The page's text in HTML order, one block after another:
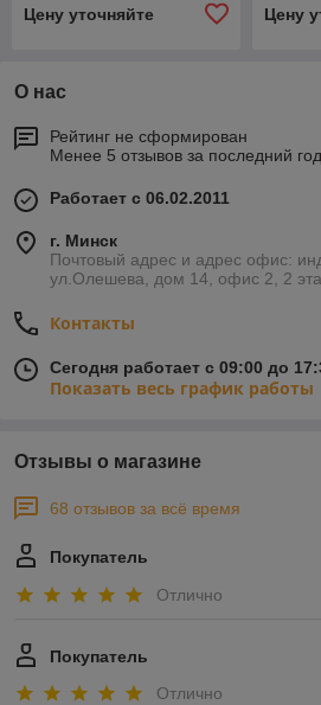
Цену уточняйте
Цену
О нас
Рейтинг не сформирован
Менее 5 отзывов за последний год
Работает с 06.02.2011
г. Минск
Почтовый адрес и адрес офис:
ул.Олешева, дом 14, офис 2, 2
Контакты
Сегодня работает с 09:00 до
Показать весь график работы
Отзывы о магазине
68 отзывов за всё время
Покупатель
Отлично
Покупатель
Отлично